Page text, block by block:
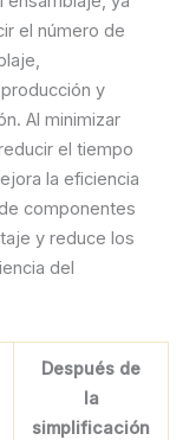
el número de
y
Al minimizar
el tiempo
la eficiencia
componentes
y reduce los
del
Después de
la
simplificación